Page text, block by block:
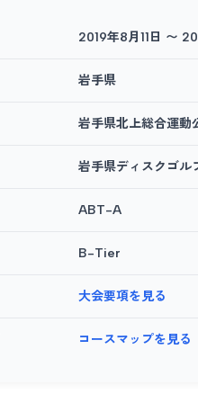
2019年8月11日 〜
岩手県
岩手県北上総合運動
岩手県ディスクゴル
ABT-A
B-Tier
大会要項を見る
コースマップを見る